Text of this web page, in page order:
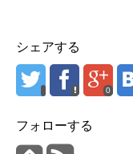
シェアする
0
フォローする